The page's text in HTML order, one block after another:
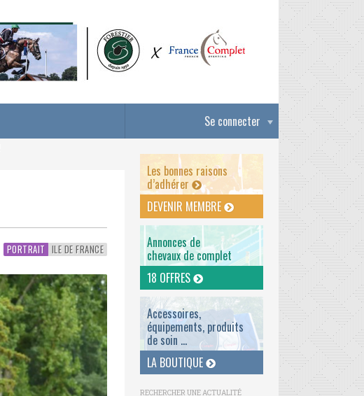
Se connecter
PORTRAIT ILE DE FRANCE
Les bonnes raisons
d’adhérer
DEVENIR MEMBRE
Annonces de
chevaux de complet
18 OFFRES
Accessoires,
équipements, produits
de soin ...
LA BOUTIQUE
RECHERCHER UNE ACTUALITÉ